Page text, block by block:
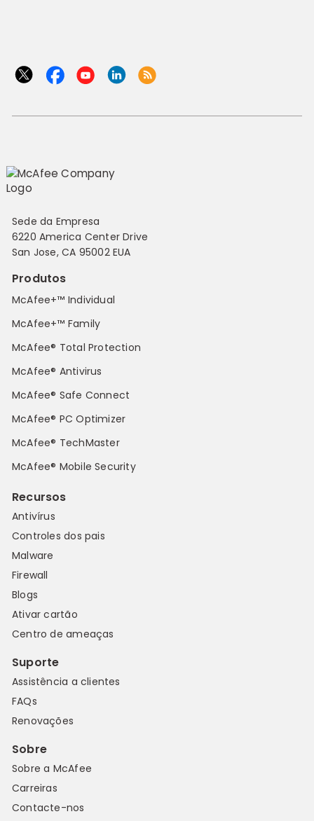
Sede da Empresa
6220 America Center Drive
San Jose, CA 95002 EUA
Produtos
McAfee+™ Individual
McAfee+™ Family
McAfee® Total Protection
McAfee® Antivirus
McAfee® Safe Connect
McAfee® PC Optimizer
McAfee® TechMaster
McAfee® Mobile Security
Recursos
Antivírus
Controles dos pais
Malware
Firewall
Blogs
Ativar cartão
Centro de ameaças
Suporte
Assistência a clientes
FAQs
Renovações
Sobre
Sobre a McAfee
Carreiras
Contacte-nos